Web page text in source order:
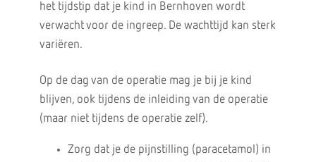
het tijdstip dat je kind in Bernhoven wordt
verwacht voor de ingreep. De wachttijd kan sterk
variëren.
Op de dag van de operatie mag je bij je kind
blijven, ook tijdens de inleiding van de operatie
(maar niet tijdens de operatie zelf).
Zorg dat je de pijnstilling (paracetamol) in